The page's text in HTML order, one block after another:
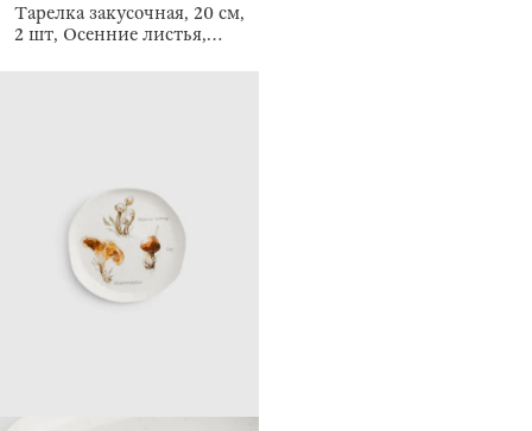
Тарелка закусочная, 20 см,
2 шт, Осенние листья,